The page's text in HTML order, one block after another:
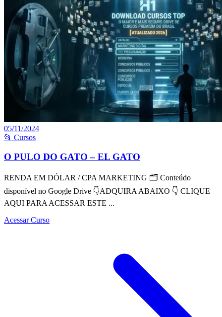
05/11/2024
📂 Cursos
O PULO DO GATO – EL GATO
RENDA EM DÓLAR / CPA MARKETING 🗂 Conteúdo
disponível no Google Drive 👇ADQUIRA ABAIXO 👇 CLIQUE
AQUI PARA ACESSAR ESTE ...
Acessar Curso